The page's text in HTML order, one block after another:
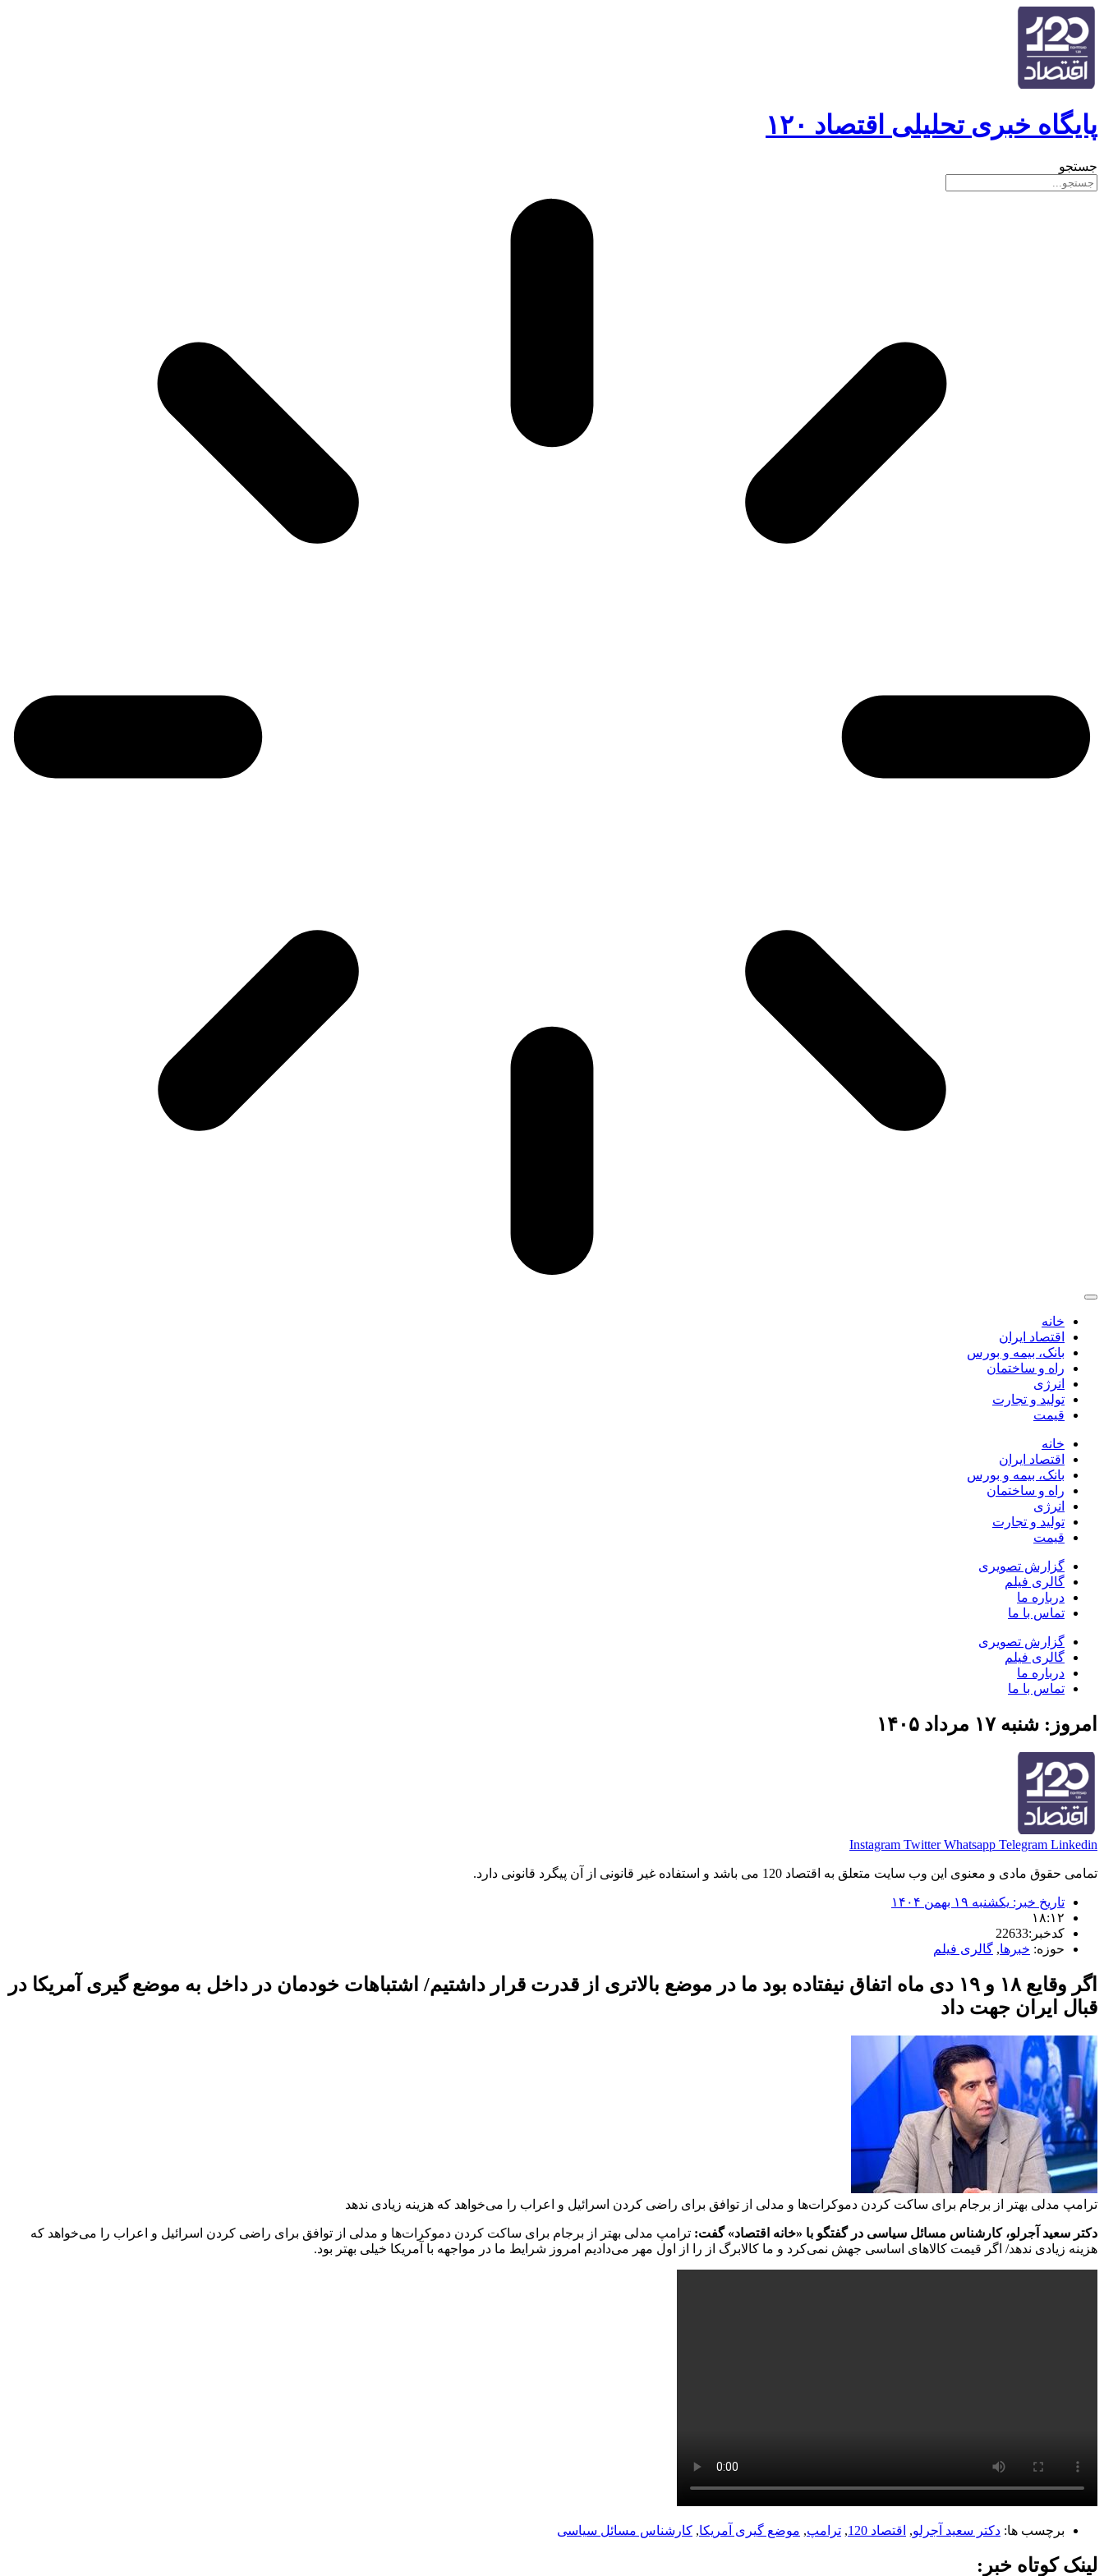
پایگاه خبری تحلیلی اقتصاد ۱۲۰
جستجو
خانه
اقتصاد ایران
بانک، بیمه و بورس
راه و ساختمان
انرژی
تولید و تجارت
قیمت
خانه
اقتصاد ایران
بانک، بیمه و بورس
راه و ساختمان
انرژی
تولید و تجارت
قیمت
گزارش تصویری
گالری فیلم
درباره ما
تماس با ما
گزارش تصویری
گالری فیلم
درباره ما
تماس با ما
امروز: شنبه ۱۷ مرداد ۱۴۰۵
Instagram Twitter Whatsapp Telegram Linkedin
تمامی حقوق مادی و معنوی این وب سایت متعلق به اقتصاد 120 می باشد و استفاده غیر قانونی از آن پیگرد قانونی دارد.
تاریخ خبر: یکشنبه ۱۹ بهمن ۱۴۰۴
۱۸:۱۲
کدخبر:22633
حوزه: خبرها, گالری فیلم
اگر وقایع ۱۸ و ۱۹ دی ماه اتفاق نیفتاده بود ما در موضع بالاتری از قدرت قرار داشتیم/ اشتباهات خودمان در داخل به موضع گیری آمریکا در
قبال ایران جهت داد
ترامپ مدلی بهتر از برجام برای ساکت کردن دموکرات‌ها و مدلی از توافق برای راضی کردن اسرائیل و اعراب را می‌خواهد که هزینه زیادی ندهد
دکتر سعید آجرلو، کارشناس مسائل سیاسی در گفتگو با «خانه اقتصاد» گفت: ترامپ مدلی بهتر از برجام برای ساکت کردن دموکرات‌ها و مدلی از توافق برای راضی کردن اسرائیل و اعراب را می‌خواهد که
هزینه زیادی ندهد/ اگر قیمت کالاهای اساسی جهش نمی‌کرد و ما کالابرگ از را از اول مهر می‌دادیم امروز شرایط ما در مواجهه با آمریکا خیلی بهتر بود.
برچسب ها: دکتر سعید آجرلو, اقتصاد 120 , ترامپ, موضع گیری آمریکا, کارشناس مسائل سیاسی
لینک کوتاه خبر: